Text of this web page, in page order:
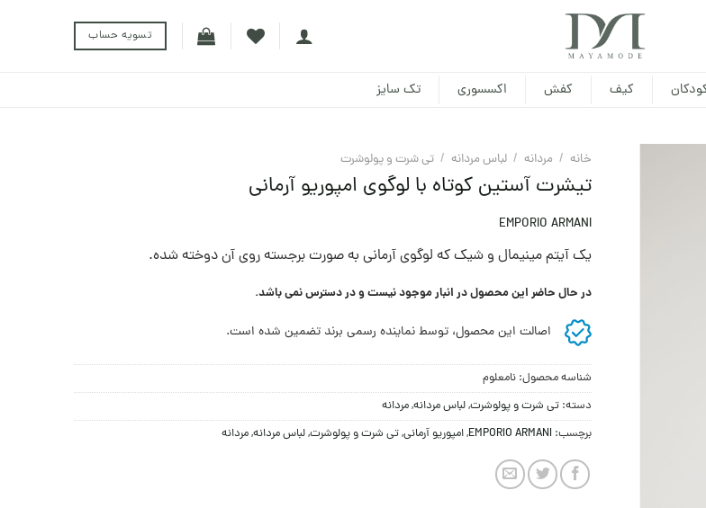
تسویه حساب
کیف کفش اکسسوری تک سایز
خانه / مردانه / لباس مردانه / تی شرت و پولوشرت
تیشرت آستین کوتاه با لوگوی امپوریو آرمانی
EMPORIO ARMANI
یک آیتم مینیمال و شیک که لوگوی آرمانی به صورت برجسته روی آن دوخته شده.
در حال حاضر این محصول در انبار موجود نیست و در دسترس نمی باشد.
اصالت این محصول، توسط نماینده رسمی برند تضمین شده است.
شناسه محصول: نامعلوم
دسته: تی شرت و پولوشرت,لباس مردانه,مردانه
برچسب: EMPORIO ARMANI
,امپوریو آرمانی,تی شرت و پولوشرت,لباس مردانه,مردانه